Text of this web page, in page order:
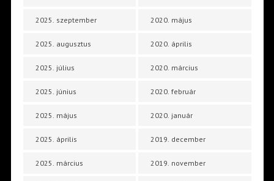
2025. szeptember
2025. augusztus
2025. július
2025. június
2025. május
2025. április
2025. március
2020. május
2020. április
2020. március
2020. február
2020. január
2019. december
2019. november